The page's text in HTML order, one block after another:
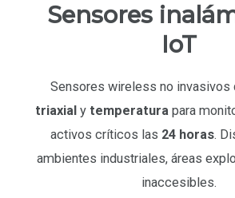
Sensores
IoT
Sensores wireless no invasivos
triaxial y temperaturapara
activos críticos las 24 horas.
ambientes industriales, áreas
inaccesibles.